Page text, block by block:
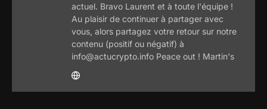
actuel. Bravo Laurent et à toute l'équipe !
Au plaisir de continuer à partager avec
vous, alors partagez votre retour sur notre
contenu (positif ou négatif) à
info@actucrypto.info Peace out ! Martin's